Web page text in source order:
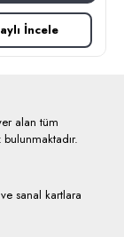
İncele
alan tüm
sanal kartlara